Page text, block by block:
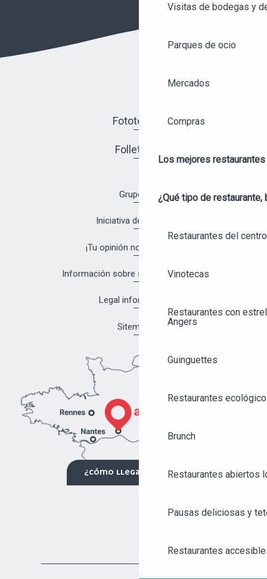
ANGERS CITY PASS
Visitas de bodegas y
Parques de ocio
Mercados
Compras
Los mejores
¿Qué tipo de restaurante,
Restaurantes del
Vinotecas
Restaurantes con
Angers
Guinguettes
Restaurantes
Brunch
Restaurantes abiertos
Pausas deliciosas y
Restaurantes
Fototeca
Folletos
Grupos
Iniciativa de calidad
¡Tu opinión nos interesa!
Información sobre salud y seguridad
Legal information
Sitemap
¿CÓMO LLEGAR?